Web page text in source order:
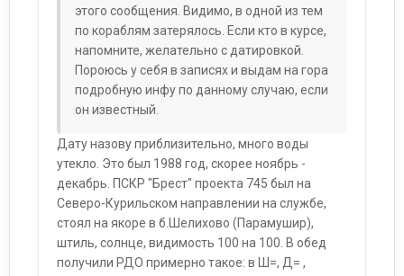
этого сообщения. Видимо, в одной из тем
по кораблям затерялось. Если кто в курсе,
напомните, желательно с датировкой.
Пороюсь у себя в записях и выдам на гора
подробную инфу по данному случаю, если
он известный.
Дату назову приблизительно, много воды
утекло. Это был 1988 год, скорее ноябрь -
декабрь. ПСКР "Брест" проекта 745 был на
Северо-Курильском направлении на службе,
стоял на якоре в б.Шелихово (Парамушир),
штиль, солнце, видимость 100 на 100. В обед
получили РДО примерно такое: в Ш=, Д= ,